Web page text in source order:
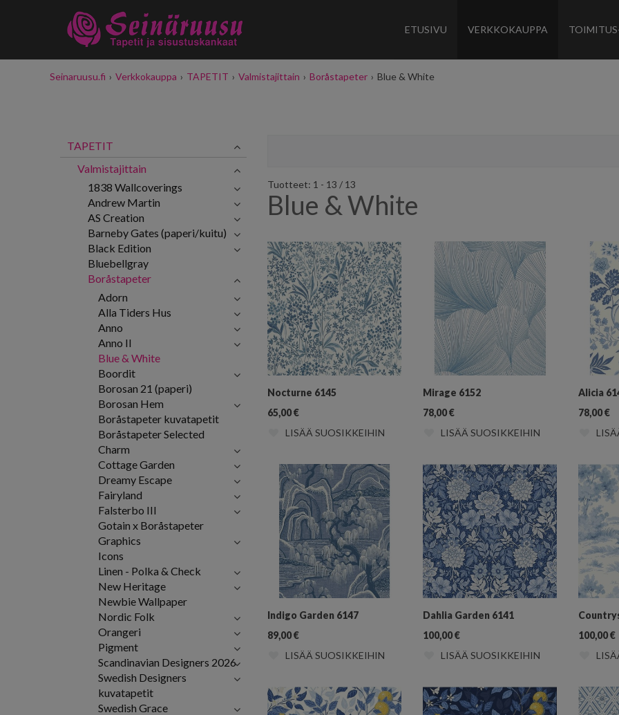
ETUSIVU VERKKOKAUPPA
Seinaruusu.fi › Verkkokauppa › TAPETIT › Valmistajittain › Boråstapeter › Blue & White
Tuotteet: 1 - 13 / 13
Blue & White
Nocturne 6145
65,00€
LISÄÄ SUOSIKKEIHIN
Mirage 6152
78,00€
LISÄÄ SUOSIKKEIHIN
Alicia
78,00€
Indigo Garden 6147
89,00€
LISÄÄ SUOSIKKEIHIN
Dahlia Garden 6141
100,00€
LISÄÄ SUOSIKKEIHIN
100,00€
TAPETIT
Valmistajittain
1838 Wallcoverings
Andrew Martin
AS Creation
Barneby Gates (paperi/kuitu)
Black Edition
Bluebellgray
Boråstapeter
Adorn
Alla Tiders Hus
Anno
Anno II
Blue & White
Boordit
Borosan 21 (paperi)
Borosan Hem
Boråstapeter kuvatapetit
Boråstapeter Selected
Charm
Cottage Garden
Dreamy Escape
Fairyland
Falsterbo III
Gotain x Boråstapeter
Graphics
Icons
Linen - Polka & Check
New Heritage
Newbie Wallpaper
Nordic Folk
Orangeri
Pigment
Scandinavian Designers 2026
Swedish Designers
kuvatapetit
Swedish Grace